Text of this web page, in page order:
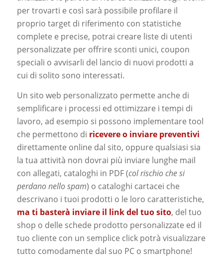
per trovarti e così sarà possibile profilare il
proprio target di riferimento con statistiche
complete e precise, potrai creare liste di utenti
personalizzate per offrire sconti unici, coupon
speciali o avvisarli del lancio di nuovi prodotti a
cui di solito sono interessati.
Un sito web personalizzato permette anche di
semplificare i processi ed ottimizzare i tempi di
lavoro, ad esempio si possono implementare tool
che permettono di ricevere o inviare preventivi
direttamente online dal sito, oppure qualsiasi sia
la tua attività non dovrai più inviare lunghe mail
con allegati, cataloghi in PDF (col rischio che si
perdano nello spam) o cataloghi cartacei che
descrivano i tuoi prodotti o le loro caratteristiche,
ma ti basterà inviare il link del tuo sito, del tuo
shop o delle schede prodotto personalizzate ed il
tuo cliente con un semplice click potrà visualizzare
tutto comodamente dal suo PC o smartphone!